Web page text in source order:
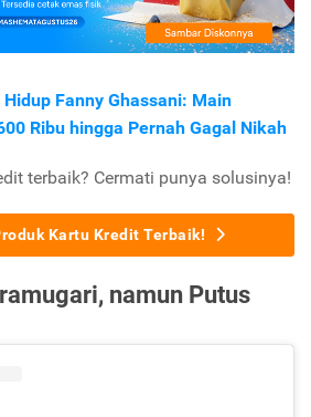
Fanny Ghassani: Main
Ribu hingga Pernah Gagal Nikah
terbaik? Cermati punya solusinya!
Kartu Kredit Terbaik!
namun Putus